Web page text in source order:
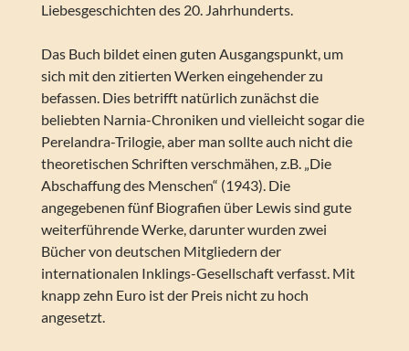
Liebesgeschichten des 20. Jahrhunderts.
Das Buch bildet einen guten Ausgangspunkt, um
sich mit den zitierten Werken eingehender zu
befassen. Dies betrifft natürlich zunächst die
beliebten Narnia-Chroniken und vielleicht sogar die
Perelandra-Trilogie, aber man sollte auch nicht die
theoretischen Schriften verschmähen, z.B. „Die
Abschaffung des Menschen“ (1943). Die
angegebenen fünf Biografien über Lewis sind gute
weiterführende Werke, darunter wurden zwei
Bücher von deutschen Mitgliedern der
internationalen Inklings-Gesellschaft verfasst. Mit
knapp zehn Euro ist der Preis nicht zu hoch
angesetzt.